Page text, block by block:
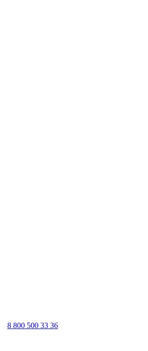
8 800 500 33 36